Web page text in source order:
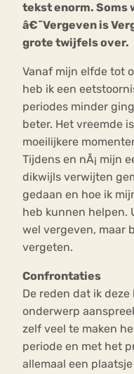
tekst enorm. Soms
â€˜Vergeven is
grote twijfels over.
Vanaf mijn elfde tot
heb ik een
periodes minder
beter. Het vreemde
moeilijkere
Tijdens en nÃ¡ mijn
dikwijls verwijten
gedaan en hoe ik
heb kunnen helpen.
wel vergeven, maar
vergeten.
Confrontaties
De reden dat ik
onderwerp
zelf veel te maken
periode en met het
allemaal een